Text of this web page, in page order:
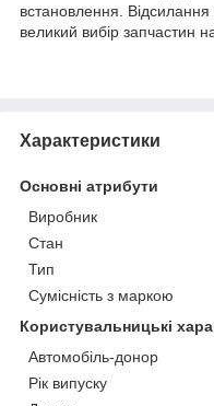
встановлення. Відсилання
великий вибір запчастин
Характеристики
Основні атрибути
Виробник
Стан
Тип
Сумісність з маркою
Користувальницькі
Автомобіль-донор
Рік випуску